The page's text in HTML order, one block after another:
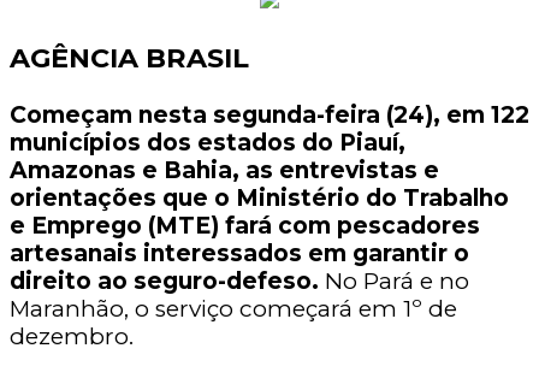
AGÊNCIA BRASIL
Começam nesta segunda-feira (24), em 122
municípios dos estados do Piauí,
Amazonas e Bahia, as entrevistas e
orientações que o Ministério do Trabalho
e Emprego (MTE) fará com pescadores
artesanais interessados em garantir o
direito ao seguro-defeso. No Pará e no
Maranhão, o serviço começará em 1º de
dezembro.